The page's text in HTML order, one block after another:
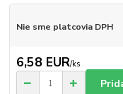
Nie sme platcovia DPH
6,58 EUR/ks